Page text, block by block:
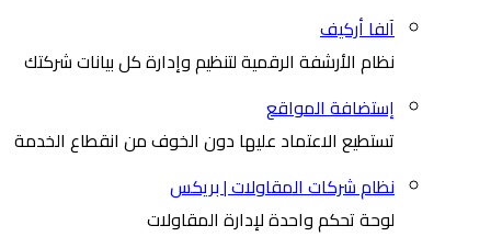
آلفا أركيف
نظام الأرشفة الرقمية لتنظيم وإدارة كل بيانات شركتك
إستضافة المواقع
تستطيع الاعتماد عليها دون الخوف من انقطاع الخدمة
نظام شركات المقاولات | بريكس
لوحة تحكم واحدة لإدارة المقاولات